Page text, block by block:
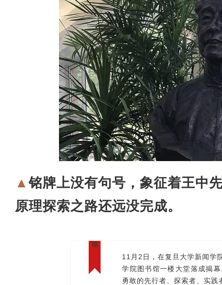
▲铭牌上没有句号，象征着王中
原理探索之路还远没完成。
输
11月2日，在复旦大学新闻学
学院图书馆一楼大堂落成揭
勇敢的先行者、探索者、实践